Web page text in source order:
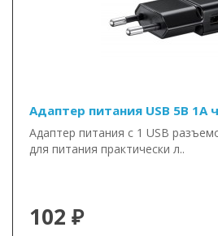
Адаптер питания USB 5В 1А
Адаптер питания с 1 USB
для питания практически л..
102 ₽